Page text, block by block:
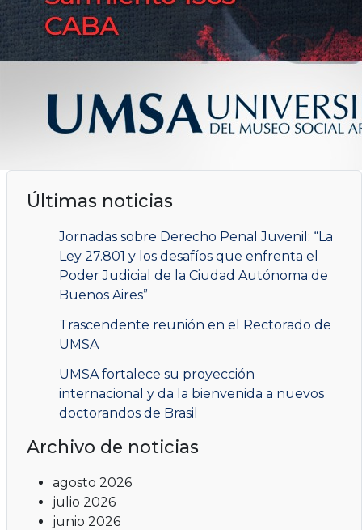
Últimas noticias
Jornadas sobre Derecho Penal Juvenil: “La
Ley 27.801 y los desafíos que enfrenta el
Poder Judicial de la Ciudad Autónoma de
Buenos Aires”
Trascendente reunión en el Rectorado de
UMSA
UMSA fortalece su proyección
internacional y da la bienvenida a nuevos
doctorandos de Brasil
Archivo de noticias
agosto 2026
julio 2026
junio 2026